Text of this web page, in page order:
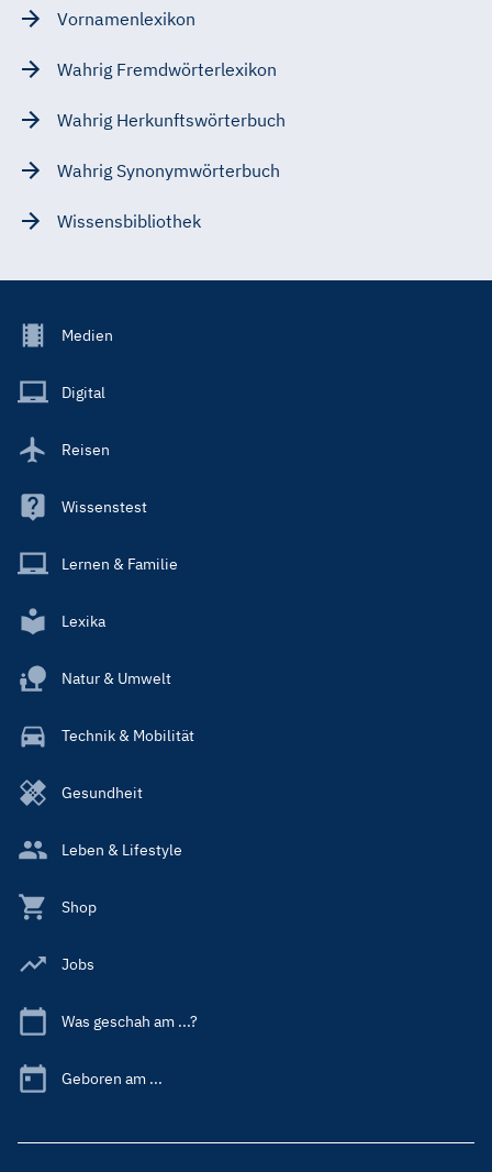
Vornamenlexikon
Wahrig Fremdwörterlexikon
Wahrig Herkunftswörterbuch
Wahrig Synonymwörterbuch
Wissensbibliothek
Footer
Main
Medien
Digital
Reisen
Wissenstest
Lernen & Familie
Lexika
Natur & Umwelt
Technik & Mobilität
Gesundheit
Leben & Lifestyle
Shop
Jobs
Was geschah am ...?
Geboren am ...